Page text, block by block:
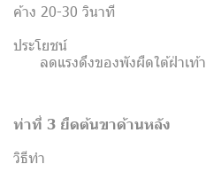
ค้าง 20-30 วินาที
ประโยชน์
ลดแรงดึงของพังผืดใต้ฝ่าเท้า
ท่าที่ 3 ยืดต้นขาด้านหลัง
วิธีทำ